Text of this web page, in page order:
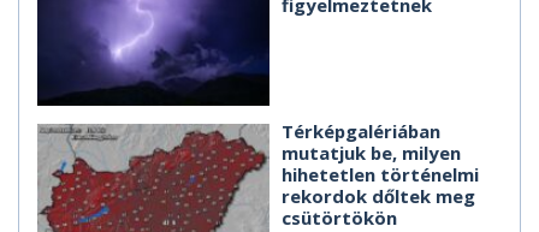
Térképgalériában
mutatjuk be, milyen
hihetetlen történelmi
rekordok dőltek meg
csütörtökön